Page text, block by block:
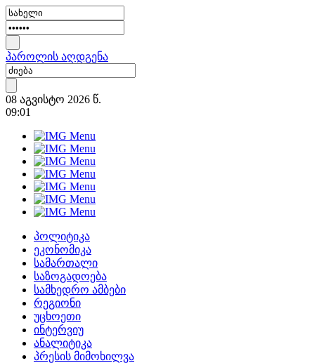
პაროლის აღდგენა
08 აგვისტო 2026 წ.
09:01
პოლიტიკა
ეკონომიკა
სამართალი
საზოგადოება
სამხედრო ამბები
რეგიონი
უცხოეთი
ინტერვიუ
ანალიტიკა
პრესის მიმოხილვა